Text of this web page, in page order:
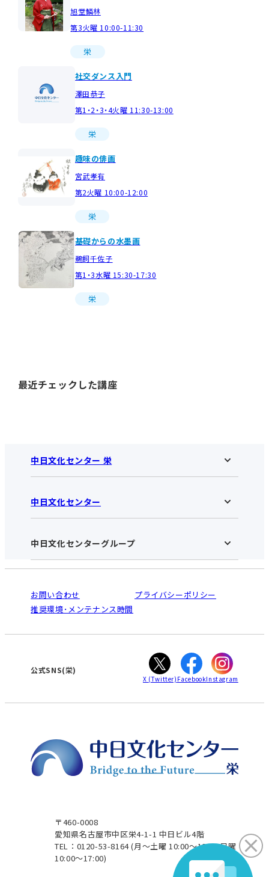
旭堂鱗林
第3火曜 10:00-11:30
栄
社交ダンス入門
澤田恭子
第1・2・3・4火曜 11:30-13:00
栄
趣味の俳画
宮武孝有
第2火曜 10:00-12:00
栄
基礎からの水墨画
鵜飼千佐子
第1・3水曜 15:30-17:30
栄
最近チェックした講座
中日文化センター 栄
中日文化センター 栄HOME
お知らせ
アクセス･営業時間
お申し込みの流れ
入会と受講のご案内
中日文化センター
中日文化センターHOME
中日文化センターとは
受講規約・会員特典
ご利用ガイド
オンライン講座受講の手順
WEBサイトのよくある質問
中日文化センターグループ
南大高
犬山
高蔵寺
大垣
津
お問い合わせ
プライバシーポリシー
推奨環境･メンテナンス時間
〒460-0008
愛知県名古屋市中区栄4-1-1 中日ビル4階
TEL：0120-53-8164(月～土曜 10:00～19:00 日曜
10:00～17:00)
公式SNS(栄)
X (Twitter) FacebookInstagram